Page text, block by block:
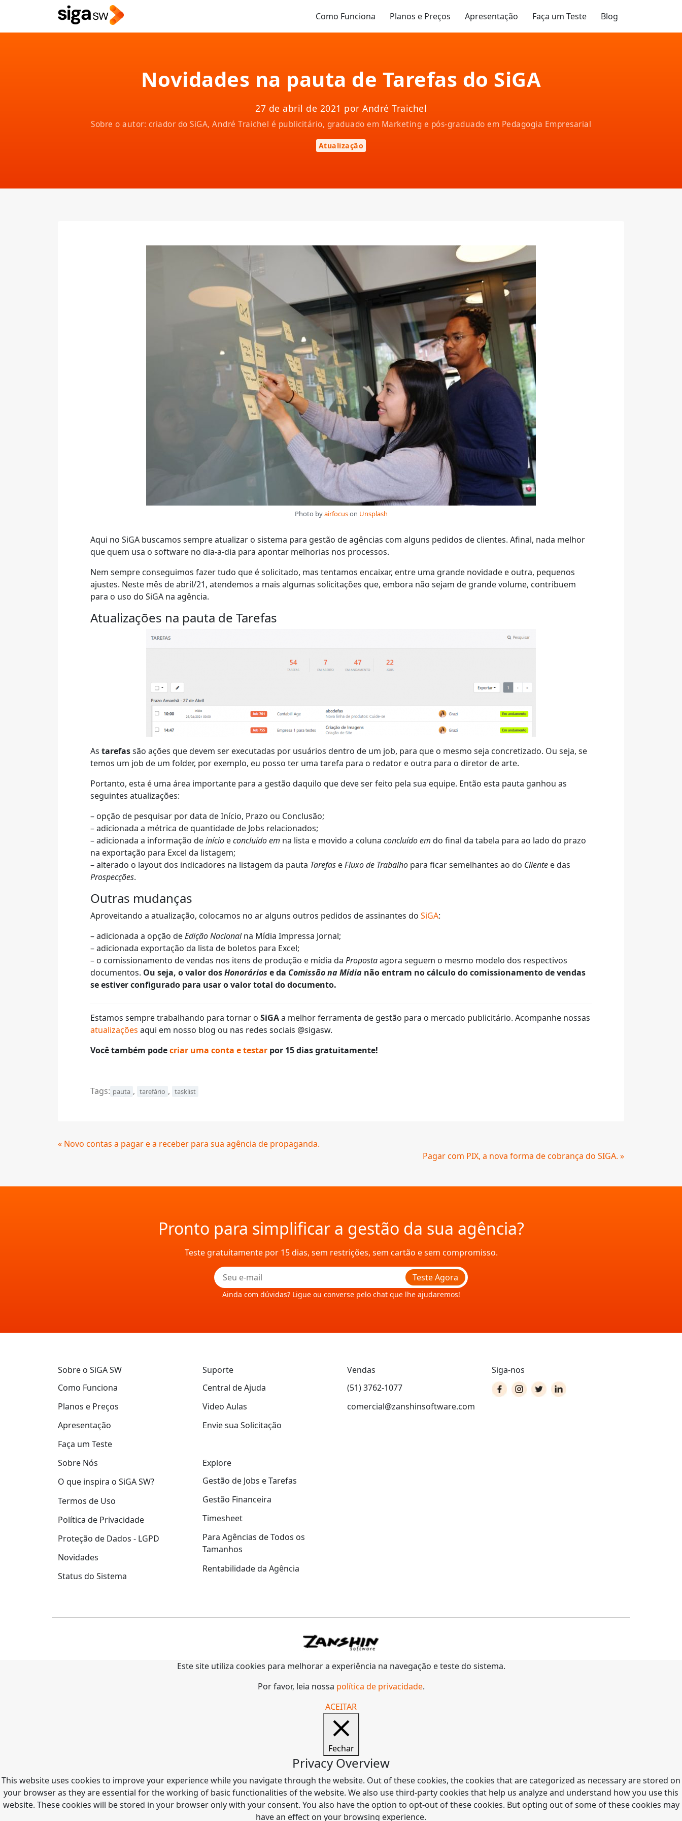
Como Funciona Planos e Preços Apresentação Faça um Teste Blog
Novidades na pauta de Tarefas do SiGA
27 de abril de 2021 por André Traichel
Sobre o autor: criador do SiGA, André Traichel é publicitário, graduado em Marketing e pós-graduado em Pedagogia Empresarial
Atualização
Photo byairfocuson Unsplash
Aqui no SiGA buscamos sempre atualizar o sistema para gestão de agências com alguns pedidos de clientes. Afinal, nada melhor
que quem usa o software no dia-a-dia para apontar melhorias nos processos.
Nem sempre conseguimos fazer tudo que é solicitado, mas tentamos encaixar, entre uma grande novidade e outra, pequenos
ajustes. Neste mês de abril/21, atendemos a mais algumas solicitações que, embora não sejam de grande volume, contribuem
para o uso do SiGA na agência.
Atualizações na pauta de Tarefas
As tarefassão ações que devem ser executadas por usuários dentro de um job, para que o mesmo seja concretizado. Ou seja, se
temos um job de um folder, por exemplo, eu posso ter uma tarefa para o redator e outra para o diretor de arte.
Portanto, esta é uma área importante para a gestão daquilo que deve ser feito pela sua equipe. Então esta pauta ganhou as
seguintes atualizações:
– opção de pesquisar por data de Início, Prazo ou Conclusão;
– adicionada a métrica de quantidade de Jobs relacionados;
– adicionada a informação deinício econcluído em na lista e movido a coluna concluído em do final da tabela para ao lado do prazo
na exportação para Excel da listagem;
– alterado o layout dos indicadores na listagem da pauta Tarefas eFluxo de Trabalho para ficar semelhantes ao do Cliente e das
Prospecções.
Outras mudanças
Aproveitando a atualização, colocamos no ar alguns outros pedidos de assinantes do SiGA:
– adicionada a opção deEdição Nacionalna Mídia Impressa Jornal;
– adicionada exportação da lista de boletos para Excel;
– o comissionamento de vendas nos itens de produção e mídia da Propostaagora seguem o mesmo modelo dos respectivos
documentos. Ou seja, o valor dosHonorários e da Comissão na Mídia não entram no cálculo do comissionamento de vendas
se estiver configurado para usar o valor total do documento.
Estamos sempre trabalhando para tornar o SiGAa melhor ferramenta de gestão para o mercado publicitário. Acompanhe nossas
atualizações aqui em nosso blog ou nas redes sociais @sigasw.
Você também podecriar uma conta e testar por 15 dias gratuitamente!
Tags: pauta , tarefário , tasklist
Continue
« Novo contas a pagar e a receber para sua agência de propaganda.
Pagar com PIX, a nova forma de cobrança do SIGA. »
Pronto para simplificar a gestão da sua agência?
Teste gratuitamente por 15 dias, sem restrições, sem cartão e sem compromisso.
Teste Agora
Ainda com dúvidas? Ligue ou converse pelo chat que lhe ajudaremos!
Sobre o SiGA SW
Como Funciona
Planos e Preços
Apresentação
Faça um Teste
Sobre Nós
O que inspira o SiGA SW?
Termos de Uso
Política de Privacidade
Proteção de Dados - LGPD
Novidades
Status do Sistema
Suporte
Central de Ajuda
Video Aulas
Envie sua Solicitação
Explore
Gestão de Jobs e Tarefas
Gestão Financeira
Timesheet
Para Agências de Todos os
Tamanhos
Rentabilidade da Agência
Vendas
(51) 3762-1077
comercial@zanshinsoftware.com
Siga-nos
Este site utiliza cookies para melhorar a experiência na navegação e teste do sistema.
Por favor, leia nossa política de privacidade.
ACEITAR
Fechar
Privacy Overview
This website uses cookies to improve your experience while you navigate through the website. Out of these cookies, the cookies that are categorized as necessary are stored on
your browser as they are essential for the working of basic functionalities of the website. We also use third-party cookies that help us analyze and understand how you use this
website. These cookies will be stored in your browser only with your consent. You also have the option to opt-out of these cookies. But opting out of some of these cookies may
have an effect on your browsing experience.